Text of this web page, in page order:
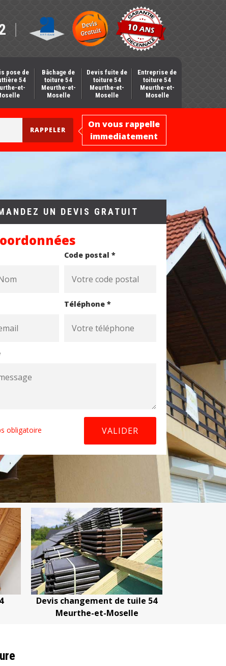
pose de
54
et-
Bâchage de
toiture 54
Meurthe-et-
Moselle
Devis fuite de
toiture 54
Meurthe-et-
Moselle
Entreprise de
toiture 54
Meurthe-et-
Moselle
On vous rappelle
immediatement
UN DEVIS GRATUIT
Code postal *
Téléphone *
obligatoire
de tuile 54
et-Moselle
Devis nettoyage de toiture 54
Meurthe-et-Moselle